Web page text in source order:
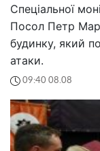
Спеціальної
Посол Петр
будинку, який
атаки.
09:40 08.08